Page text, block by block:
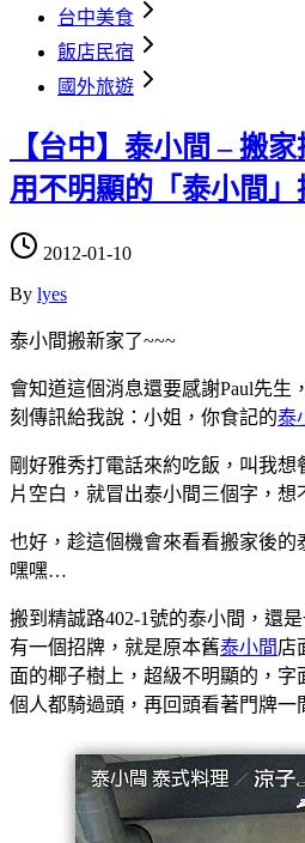
台中美食
飯店民宿
國外旅遊
【台中】泰小間 – 搬
用不明顯的「泰小間」
2012-01-10
By lyes
泰小間搬新家了~~~
會知道這個消息還要感謝Paul先生
刻傳訊給我說：小姐，你食記的泰
剛好雅秀打電話來約吃飯，叫我
片空白，就冒出泰小間三個字，想
也好，趁這個機會來看看搬家後的
嘿嘿…
搬到精誠路402-1號的泰小間，還
有一個招牌，就是原本舊泰小間店
面的椰子樹上，超級不明顯的，字
個人都騎過頭，再回頭看著門牌一